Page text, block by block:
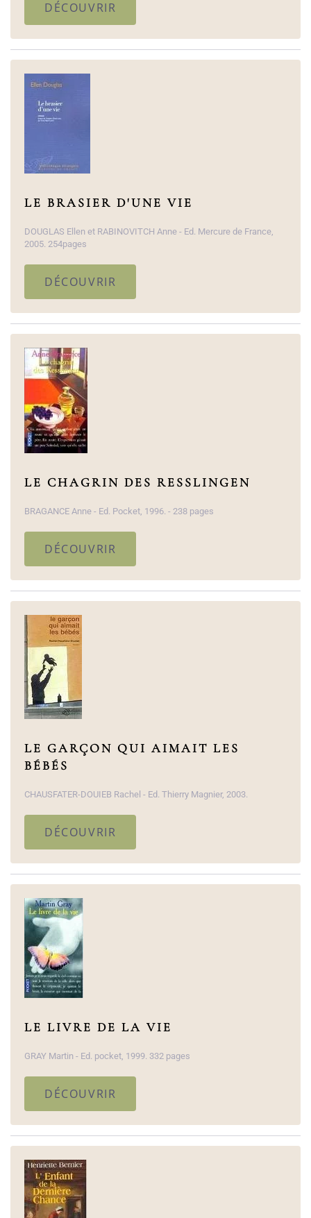
DÉCOUVRIR
LE BRASIER D'UNE VIE
DOUGLAS Ellen et RABINOVITCH Anne - Ed. Mercure de France,
2005. 254pages
DÉCOUVRIR
LE CHAGRIN DES RESSLINGEN
BRAGANCE Anne - Ed. Pocket, 1996. - 238 pages
DÉCOUVRIR
LE GARÇON QUI AIMAIT LES
BÉBÉS
CHAUSFATER-DOUIEB Rachel - Ed. Thierry Magnier, 2003.
DÉCOUVRIR
LE LIVRE DE LA VIE
GRAY Martin - Ed. pocket, 1999. 332 pages
DÉCOUVRIR